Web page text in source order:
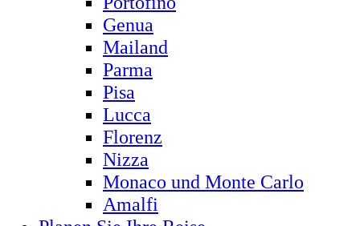
Genua
Mailand
Parma
Pisa
Lucca
Florenz
Nizza
Monaco und Monte Carlo
Amalfi